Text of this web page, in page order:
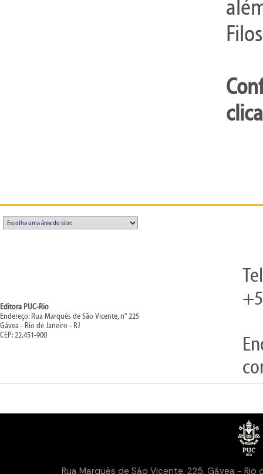
Editora PUC-Rio
Endereço: Rua Marquês de São Vicente, n° 225
Gávea - Rio de Janeiro - RJ
CEP: 22.451-900